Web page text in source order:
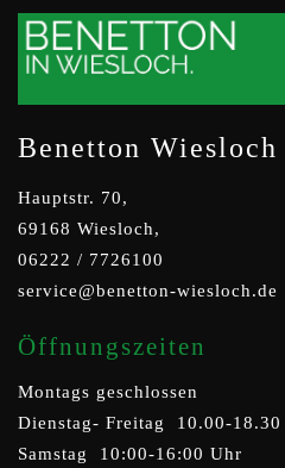
Benetton Wiesloch
Hauptstr. 70,
69168 Wiesloch,
06222 / 7726100
service@benetton-wiesloch.de
Öffnungszeiten
Montags geschlossen
Dienstag- Freitag 10.00-18.30
Samstag 10:00-16:00 Uhr